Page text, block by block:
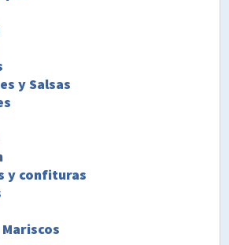
y Salsas
y confituras